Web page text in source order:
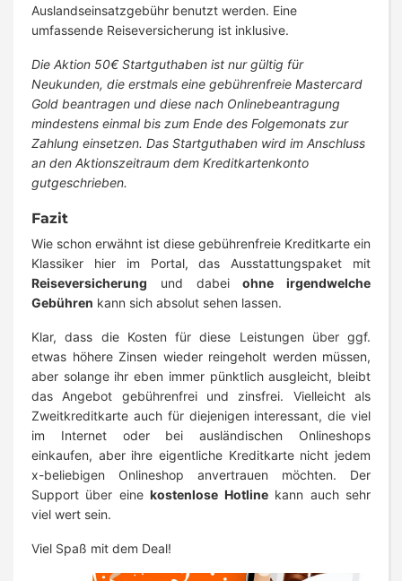
Auslandseinsatzgebühr benutzt werden. Eine
umfassende Reiseversicherung ist inklusive.
Die Aktion 50€ Startguthaben ist nur gültig für
Neukunden, die erstmals eine gebührenfreie Mastercard
Gold beantragen und diese nach Onlinebeantragung
mindestens einmal bis zum Ende des Folgemonats zur
Zahlung einsetzen. Das Startguthaben wird im Anschluss
an den Aktionszeitraum dem Kreditkartenkonto
gutgeschrieben.
Fazit
Wie schon erwähnt ist diese gebührenfreie Kreditkarte ein
Klassiker hier im Portal, das Ausstattungspaket mit
Reiseversicherung und dabeiohne irgendwelche
Gebühren kann sich absolut sehen lassen.
Klar, dass die Kosten für diese Leistungen über ggf.
etwas höhere Zinsen wieder reingeholt werden müssen,
aber solange ihr eben immer pünktlich ausgleicht, bleibt
das Angebot gebührenfrei und zinsfrei. Vielleicht als
Zweitkreditkarte auch für diejenigen interessant, die viel
im Internet oder bei ausländischen Onlineshops
einkaufen, aber ihre eigentliche Kreditkarte nicht jedem
x-beliebigen Onlineshop anvertrauen möchten. Der
Support über einekostenlose Hotlinekann auch sehr
viel wert sein.
Viel Spaß mit dem Deal!